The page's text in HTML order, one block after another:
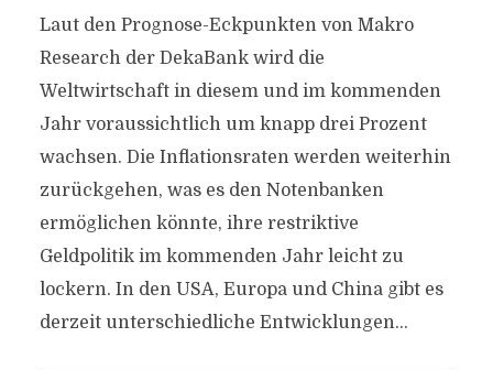
Laut den Prognose-Eckpunkten von Makro
Research der DekaBank wird die
Weltwirtschaft in diesem und im kommenden
Jahr voraussichtlich um knapp drei Prozent
wachsen. Die Inflationsraten werden weiterhin
zurückgehen, was es den Notenbanken
ermöglichen könnte, ihre restriktive
Geldpolitik im kommenden Jahr leicht zu
lockern. In den USA, Europa und China gibt es
derzeit unterschiedliche Entwicklungen...